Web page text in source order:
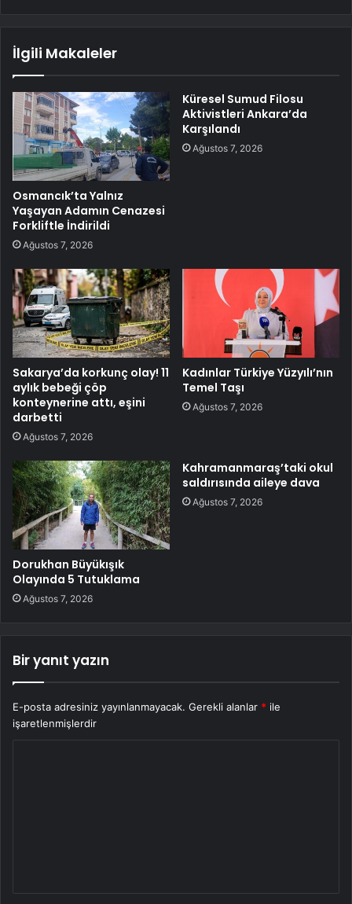
İlgili Makaleler
Osmancık’ta Yalnız
Yaşayan Adamın Cenazesi
Forkliftle İndirildi
Ağustos 7, 2026
Küresel Sumud Filosu
Aktivistleri Ankara’da
Karşılandı
Ağustos 7, 2026
Sakarya’da korkunç olay! 11
aylık bebeği çöp
konteynerine attı, eşini
darbetti
Ağustos 7, 2026
Kadınlar Türkiye Yüzyılı’nın
Temel Taşı
Ağustos 7, 2026
Dorukhan Büyükışık
Olayında 5 Tutuklama
Ağustos 7, 2026
Kahramanmaraş’taki okul
saldırısında aileye dava
Ağustos 7, 2026
Bir yanıt yazın
E-posta adresiniz yayınlanmayacak. Gerekli alanlar * ile
işaretlenmişlerdir